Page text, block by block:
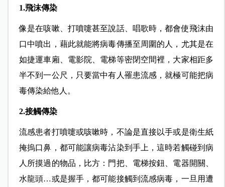
1.飛沫傳染
像是在咳嗽、打噴嚏甚至說話、唱歌時，都會使飛沫由
口中噴出，藉此就能將病毒傳播至周圍的人，尤其是在
如捷運車廂、電影院、電梯等密閉空間裡，大家相距多
半不到一公尺，只要當中有人罹患流感，就極可能把病
毒傳染給他人。
2.接觸傳染
流感患者打噴嚏或咳嗽時，不論是直接以手或是衛生紙
掩摀口鼻，都可能讓病毒沾染到手上，這時若觸碰到病
人所摸過的物品，比方：門把、電梯按鈕、電器開關、
水龍頭…或是握手，都可能接觸到流感病毒，一旦用遭